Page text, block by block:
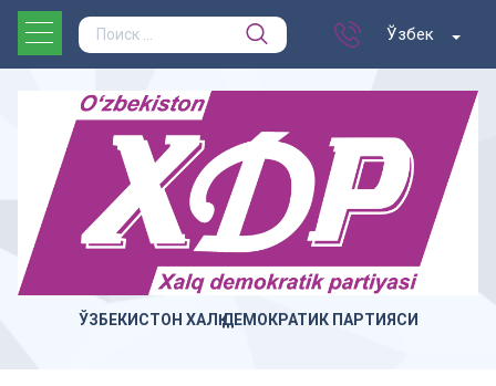
Ўзбек
ЎЗБЕКИСТОН ХАЛҚ ДЕМОКРАТИК ПАРТИЯСИ